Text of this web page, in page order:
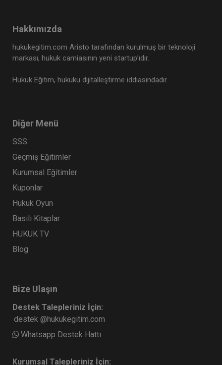
Hakkımızda
hukukegitim.com Aristo tarafından kurulmuş bir teknoloji
markası, hukuk camiasının yeni startup’ıdır.
Hukuk Eğitim, hukuku dijitalleştirme iddiasındadır.
Diğer Menü
SSS
Geçmiş Eğitimler
Kurumsal Eğitimler
Kuponlar
Hukuk Oyun
Basılı Kitaplar
HUKUK TV
Blog
Bize Ulaşın
Destek Talepleriniz İçin:
destek @hukukegitim.com
Whatsapp Destek Hattı
Kurumsal Talepleriniz İçin: